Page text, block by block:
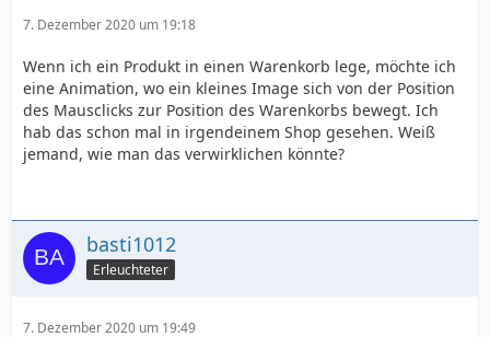
7. Dezember 2020 um 19:18
Wenn ich ein Produkt in einen Warenkorb lege, möchte ich
eine Animation, wo ein kleines Image sich von der Position
des Mausclicks zur Position des Warenkorbs bewegt. Ich
hab das schon mal in irgendeinem Shop gesehen. Weiß
jemand, wie man das verwirklichen könnte?
basti1012
Erleuchteter
7. Dezember 2020 um 19:49